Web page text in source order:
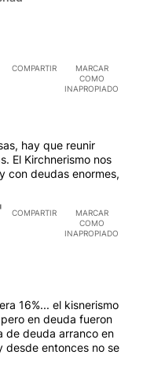
COMPARTIR
MARCAR
COMO
INAPROPIADO
hay que reunir
El Kirchnerismo nos
con deudas enormes,
COMPARTIR
MARCAR
COMO
INAPROPIADO
16%... el kisnerismo
en deuda fueron
de deuda arranco en
entonces no se